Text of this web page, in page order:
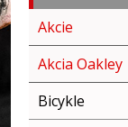
Akcie
Akcia Oakley
Bicykle